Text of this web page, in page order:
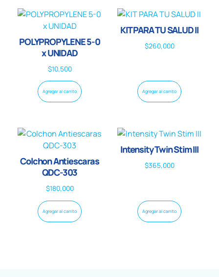
POLYPROPYLENE 5-0
x UNIDAD
$10,500
Agregar al carrito
KIT PARA TU SALUD II
$260,000
Agregar al carrito
Colchon Antiescaras
QDC-303
$180,000
Agregar al carrito
Intensity Twin Stim III
$365,000
Agregar al carrito